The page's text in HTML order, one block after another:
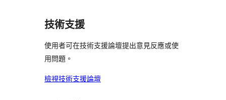
論
評
論
用
者
評
論
使
者
評
技術支援
使用者可在技術支援論壇提出意見反應或使
用問題。
檢視技術支援論壇